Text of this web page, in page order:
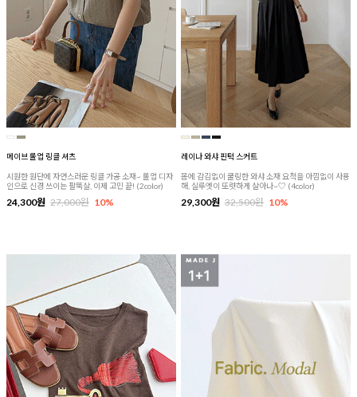
메이브 롤업 링클 셔츠
시원한 원단에 자연스러운 링클 가공 소재~ 롤업 디자
인으로 신경 쓰이는 팔뚝살, 이제 고민 끝! (2color)
24,300원 27,000원 10%
레이나 와샤 핀턱 스커트
몸에 감김없이 쿨링한 와샤 소재 요척을 아낌없이 사용
해, 실루엣이 또렷하게 살아나~♡ (4color)
29,300원 32,500원 10%